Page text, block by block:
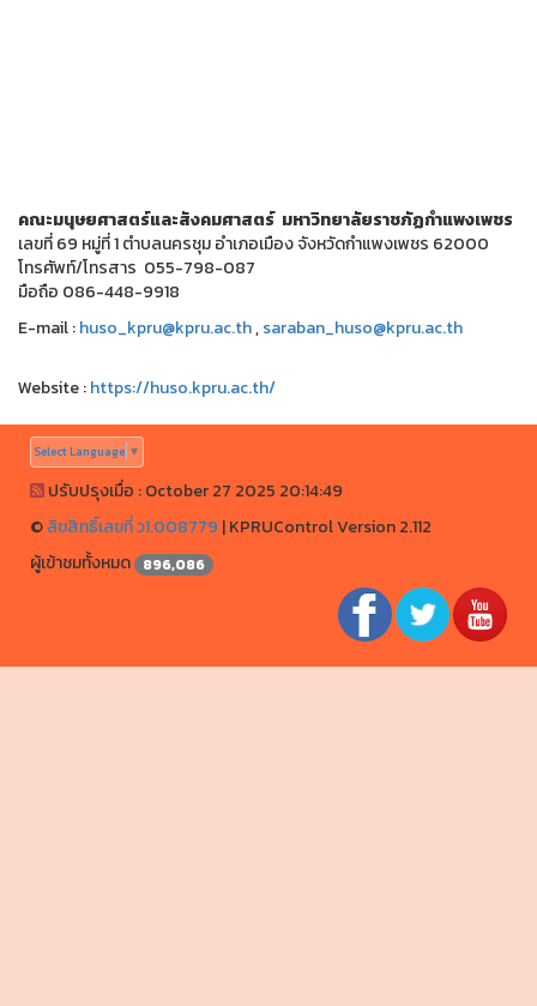
คณะมนุษยศาสตร์และสังคมศาสตร์ มหาวิทยาลัยราชภัฏกำแพงเพชร
เลขที่ 69 หมู่ที่ 1 ตำบลนครชุม อำเภอเมือง จังหวัดกำแพงเพชร 62000
โทรศัพท์/โทรสาร 055-798-087
มือถือ 086-448-9918
E-mail :huso_kpru@kpru.ac.th,saraban_huso@kpru.ac.th
Website :https://huso.kpru.ac.th/
Select Language ▼
ปรับปรุงเมื่อ : October 27 2025 20:14:49
©ลิขสิทธิ์เลขที่ ว1.008779 |KPRUControl Version 2.112
ผู้เข้าชมทั้งหมด
960,092